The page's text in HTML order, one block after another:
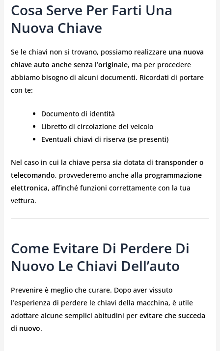
Cosa Serve Per Farti Una
Nuova Chiave
Se le chiavi non si trovano, possiamo realizzare una nuova
chiave auto anche senza l’originale, ma per procedere
abbiamo bisogno di alcuni documenti. Ricordati di portare
con te:
Documento di identità
Libretto di circolazione del veicolo
Eventuali chiavi di riserva (se presenti)
Nel caso in cui la chiave persa sia dotata di transponder o
telecomando, provvederemo anche alla programmazione
elettronica, affinché funzioni correttamente con la tua
vettura.
Come Evitare Di Perdere Di
Nuovo Le Chiavi Dell’auto
Prevenire è meglio che curare. Dopo aver vissuto
l’esperienza di perdere le chiavi della macchina, è utile
adottare alcune semplici abitudini per evitare che succeda
di nuovo.